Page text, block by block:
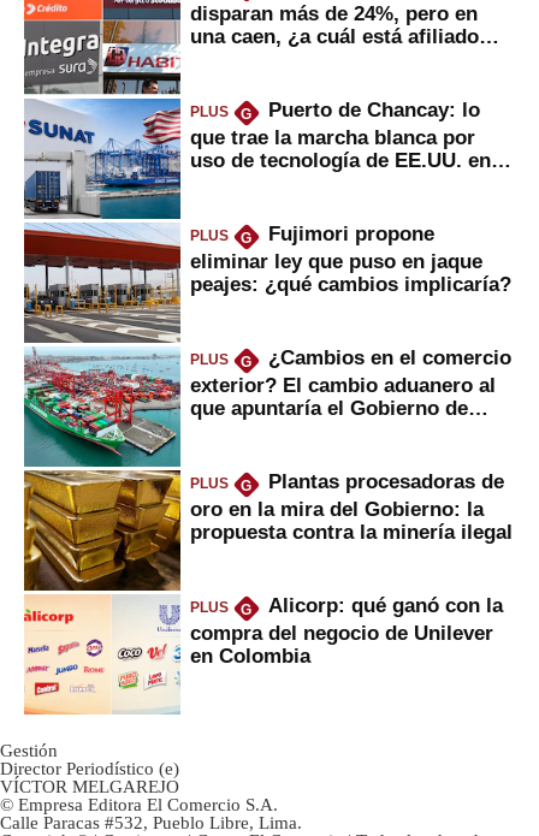
disparan más de 24%, pero en
una caen, ¿a cuál está afiliado
PLUS G
Puerto de Chancay: lo
que trae la marcha blanca por
uso de tecnología de EE.UU. en
PLUS G
Fujimori propone
eliminar ley que puso en jaque
peajes: ¿qué cambios implicaría?
PLUS G
¿Cambios en el comercio
exterior? El cambio aduanero al
que apuntaría el Gobierno de
PLUS G
Plantas procesadoras de
oro en la mira del Gobierno: la
propuesta contra la minería ilegal
PLUS G
Alicorp: qué ganó con la
compra del negocio de Unilever
en Colombia
Gestión
Director Periodístico (e)
VÍCTOR MELGAREJO
© Empresa Editora El Comercio S.A.
Calle Paracas #532, Pueblo Libre, Lima.